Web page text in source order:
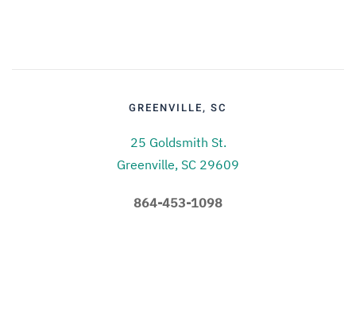
GREENVILLE, SC
25 Goldsmith St.
Greenville, SC 29609
864-453-1098